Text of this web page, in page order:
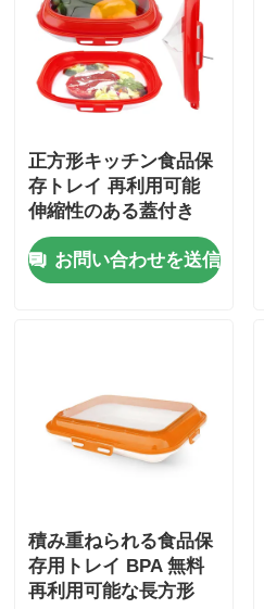
正方形キッチン食品保
存トレイ 再利用可能
伸縮性のある蓋付き
お問い合わせを送信
積み重ねられる食品保
存用トレイ BPA 無料
再利用可能な長方形